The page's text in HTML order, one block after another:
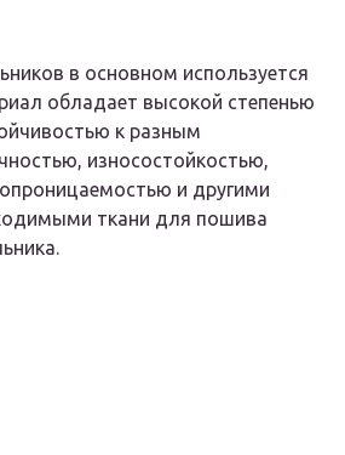
в основном используется
обладает высокой степенью
к разным
износостойкостью,
и другими
ткани для пошива